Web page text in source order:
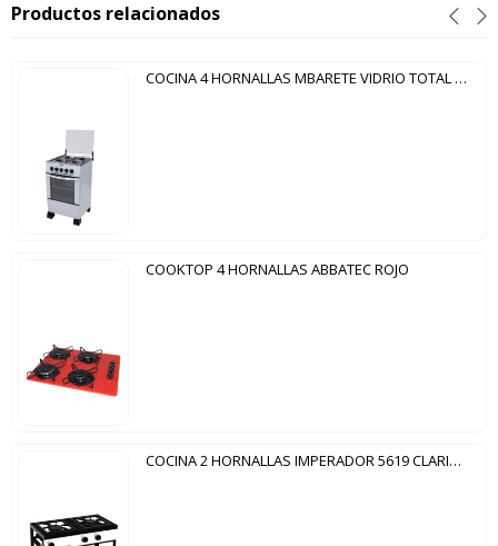
Productos relacionados
COCINA 4 HORNALLAS MBARETE VIDRIO TOTAL ABBATEC BLANCO
COOKTOP 4 HORNALLAS ABBATEC ROJO
COCINA 2 HORNALLAS IMPERADOR 5619 CLARICE BLANCO